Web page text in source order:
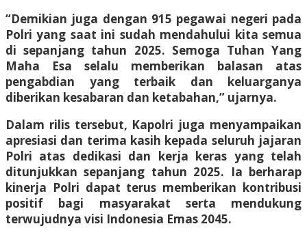
“Demikian juga dengan 915 pegawai negeri pada
Polri yang saat ini sudah mendahului kita semua
di sepanjang tahun 2025. Semoga Tuhan Yang
Maha Esa selalu memberikan balasan atas
pengabdian yang terbaik dan keluarganya
diberikan kesabaran dan ketabahan,” ujarnya.
Dalam rilis tersebut, Kapolri juga menyampaikan
apresiasi dan terima kasih kepada seluruh jajaran
Polri atas dedikasi dan kerja keras yang telah
ditunjukkan sepanjang tahun 2025. Ia berharap
kinerja Polri dapat terus memberikan kontribusi
positif bagi masyarakat serta mendukung
terwujudnya visi Indonesia Emas 2045.